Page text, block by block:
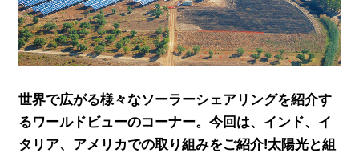
世界で広がる様々なソーラーシェアリングを紹介す
るワールドビューのコーナー。今回は、インド、イ
タリア、アメリカでの取り組みをご紹介!太陽光と組